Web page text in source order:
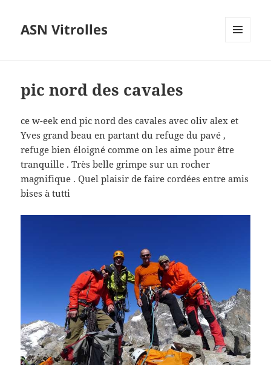
ASN Vitrolles
pic nord des cavales
ce w-eek end pic nord des cavales avec oliv alex et
Yves grand beau en partant du refuge du pavé ,
refuge bien éloigné comme on les aime pour être
tranquille . Très belle grimpe sur un rocher
magnifique . Quel plaisir de faire cordées entre amis
bises à tutti